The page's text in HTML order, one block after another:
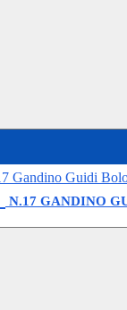
N.17 GANDINO